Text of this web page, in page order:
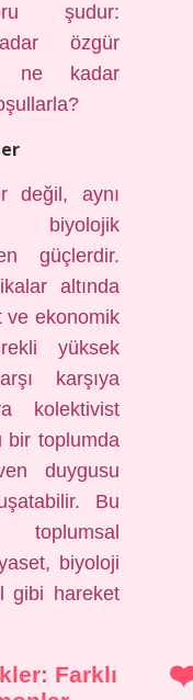
şudur:
özgür
ne kadar
değil, aynı
biyolojik
güçlerdir.
altında
ve ekonomik
yüksek
karşıya
kolektivist
bir toplumda
duygusu
Bu
toplumsal
biyoloji
gibi hareket
Farklı